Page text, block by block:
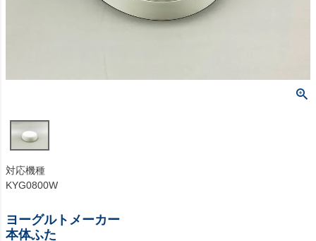
対応機種
KYG0800W
ヨーグルトメーカー
本体ふた